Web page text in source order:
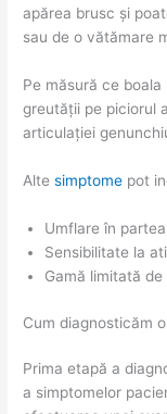
apărea brusc și
sau de o vătămare
Pe măsură ce
greutății pe piciorul
articulației
Altesimptome pot
Umflare în
Sensibilitate la
Gamă limitată de
Cum diagnosticăm
Prima etapă a
a simptomelor